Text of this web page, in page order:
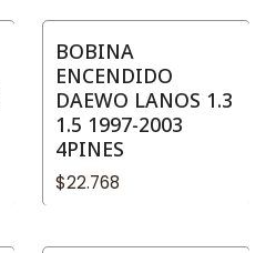
BOBINA
ENCENDIDO
DAEWO LANOS 1.3
1.5 1997-2003
4PINES
$22.768